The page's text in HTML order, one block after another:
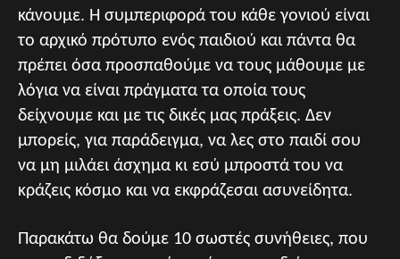
κάνουμε. Η συμπεριφορά του κάθε γονιού είναι
το αρχικό πρότυπο ενός παιδιού και πάντα θα
πρέπει όσα προσπαθούμε να τους μάθουμε με
λόγια να είναι πράγματα τα οποία τους
δείχνουμε και με τις δικές μας πράξεις. Δεν
μπορείς, για παράδειγμα, να λες στο παιδί σου
να μη μιλάει άσχημα κι εσύ μπροστά του να
κράζεις κόσμο και να εκφράζεσαι ασυνείδητα.
Παρακάτω θα δούμε 10 σωστές συνήθειες, που